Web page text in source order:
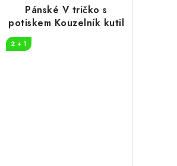
Pánské V tričko s
potiskem Kouzelník kutil
2 + 1